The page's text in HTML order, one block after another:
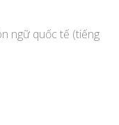
ngữ quốc tế (tiếng